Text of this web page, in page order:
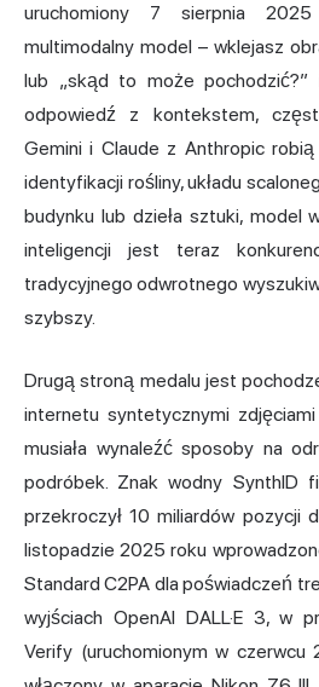
uruchomiony 7 sierpnia
multimodalny model – wklejasz
lub „skąd to może pochodzić?”
odpowiedź z kontekstem,
Gemini i Claude z Anthropic
identyfikacji rośliny, układu
budynku lub dzieła sztuki, model
inteligencji jest teraz
tradycyjnego odwrotnego
szybszy.
Drugą stroną medalu jest
internetu syntetycznymi
musiała wynaleźć sposoby na
podróbek. Znak wodny SynthID
przekroczył 10 miliardów pozycji
listopadzie 2025 roku
Standard C2PA dla poświadczeń
wyjściach OpenAI DALL·E 3, w
Verify (uruchomionym w